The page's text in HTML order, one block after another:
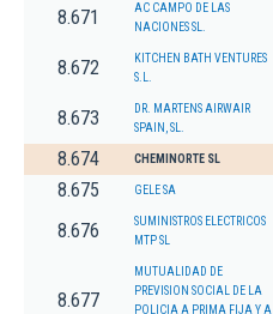
8.671
AC CAMPO DE LAS
NACIONES SL.
8.672
KITCHEN BATH VENTURES
S.L.
8.673
DR. MARTENS AIRWAIR
SPAIN, SL.
8.674 CHEMINORTE SL
8.675 GELE SA
8.676
SUMINISTROS ELECTRICOS
MTP SL
8.677
MUTUALIDAD DE
PREVISION SOCIAL DE LA
POLICIA A PRIMA FIJA Y A